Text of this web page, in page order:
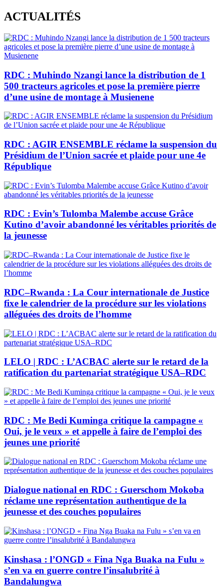
Skip
to
content
ACTUALITÉS
RDC : Muhindo Nzangi lance la distribution de 1
500 tracteurs agricoles et pose la première pierre
d’une usine de montage à Musienene
RDC : AGIR ENSEMBLE réclame la suspension du
Présidium de l’Union sacrée et plaide pour une 4e
République
RDC : Evin’s Tulomba Malembe accuse Grâce
Kutino d’avoir abandonné les véritables priorités de
la jeunesse
RDC–Rwanda : La Cour internationale de Justice
fixe le calendrier de la procédure sur les violations
alléguées des droits de l’homme
LELO | RDC : L’ACBAC alerte sur le retard de la
ratification du partenariat stratégique USA–RDC
RDC : Me Bedi Kuminga critique la campagne «
Oui, je le veux » et appelle à faire de l’emploi des
jeunes une priorité
Dialogue national en RDC : Guerschom Mokoba
réclame une représentation authentique de la
jeunesse et des couches populaires
Kinshasa : l’ONGD « Fina Nga Buaka na Fulu »
s’en va en guerre contre l’insalubrité à
Bandalungwa